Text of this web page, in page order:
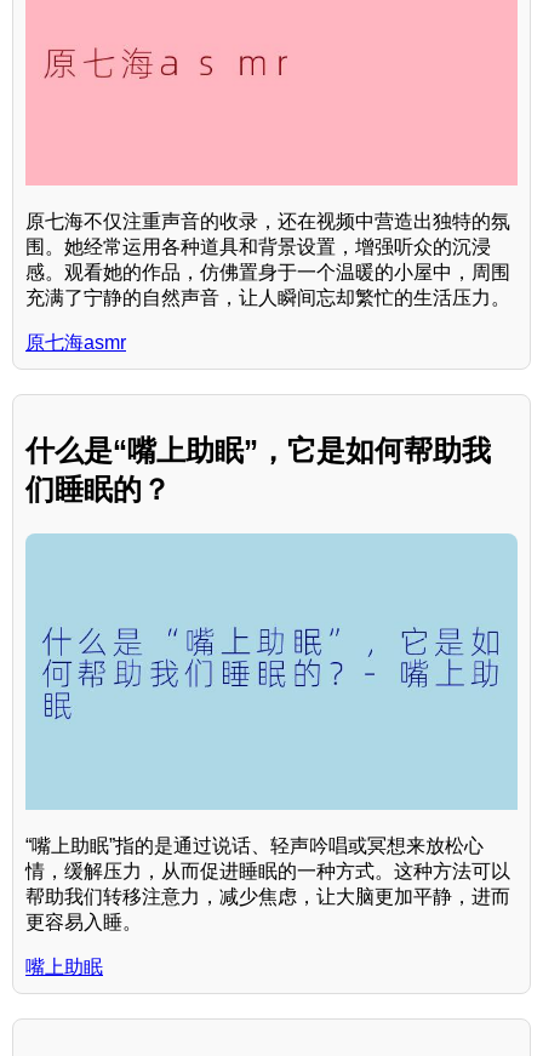
原七海不仅注重声音的收录，还在视频中营造出独特的氛
围。她经常运用各种道具和背景设置，增强听众的沉浸
感。观看她的作品，仿佛置身于一个温暖的小屋中，周围
充满了宁静的自然声音，让人瞬间忘却繁忙的生活压力。
原七海asmr
什么是“嘴上助眠”，它是如何帮助我
们睡眠的？
“嘴上助眠”指的是通过说话、轻声吟唱或冥想来放松心
情，缓解压力，从而促进睡眠的一种方式。这种方法可以
帮助我们转移注意力，减少焦虑，让大脑更加平静，进而
更容易入睡。
嘴上助眠